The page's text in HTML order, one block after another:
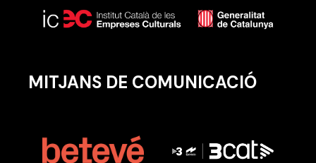
MITJANS DE COMUNICACIÓ